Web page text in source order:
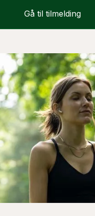
Gå til tilmelding